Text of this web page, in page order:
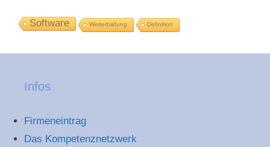
Software Weiterbildung Definition
Infos
Firmeneintrag
Das Kompetenznetzwerk